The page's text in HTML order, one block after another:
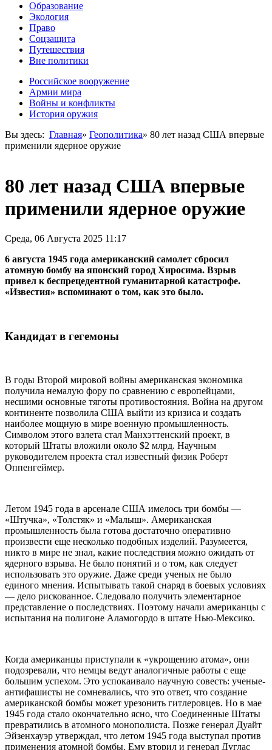
Образование
Экология
Право
Соцзащита
Путешествия
Вне политики
Российское вооружение
Армии мира
Войны и конфликты
История оружия
Вы здесь: Главная» Геополитика» 80 лет назад США впервые
применили ядерное оружие
80 лет назад США впервые
применили ядерное оружие
Среда, 06 Августа 2025 11:17
6 августа 1945 года американский самолет сбросил
атомную бомбу на японский город Хиросима. Взрыв
привел к беспрецедентной гуманитарной катастрофе.
«Известия» вспоминают о том, как это было.
Кандидат в гегемоны
В годы Второй мировой войны американская экономика
получила немалую фору по сравнению с европейцами,
несшими основные тяготы противостояния. Война на другом
континенте позволила США выйти из кризиса и создать
наиболее мощную в мире военную промышленность.
Символом этого взлета стал Манхэттенский проект, в
который Штаты вложили около $2 млрд. Научным
руководителем проекта стал известный физик Роберт
Оппенгеймер.
Летом 1945 года в арсенале США имелось три бомбы —
«Штучка», «Толстяк» и «Малыш». Американская
промышленность была готова достаточно оперативно
произвести еще несколько подобных изделий. Разумеется,
никто в мире не знал, какие последствия можно ожидать от
ядерного взрыва. Не было понятий и о том, как следует
использовать это оружие. Даже среди ученых не было
единого мнения. Испытывать такой снаряд в боевых условиях
— дело рискованное. Следовало получить элементарное
представление о последствиях. Поэтому начали американцы с
испытания на полигоне Аламогордо в штате Нью-Мексико.
Когда американцы приступали к «укрощению атома», они
подозревали, что немцы ведут аналогичные работы с еще
большим успехом. Это успокаивало научную совесть: ученые-
антифашисты не сомневались, что это ответ, что создание
американской бомбы может урезонить гитлеровцев. Но в мае
1945 года стало окончательно ясно, что Соединенные Штаты
превратились в атомного монополиста. Позже генерал Дуайт
Эйзенхауэр утверждал, что летом 1945 года выступал против
применения атомной бомбы. Ему вторил и генерал Дуглас